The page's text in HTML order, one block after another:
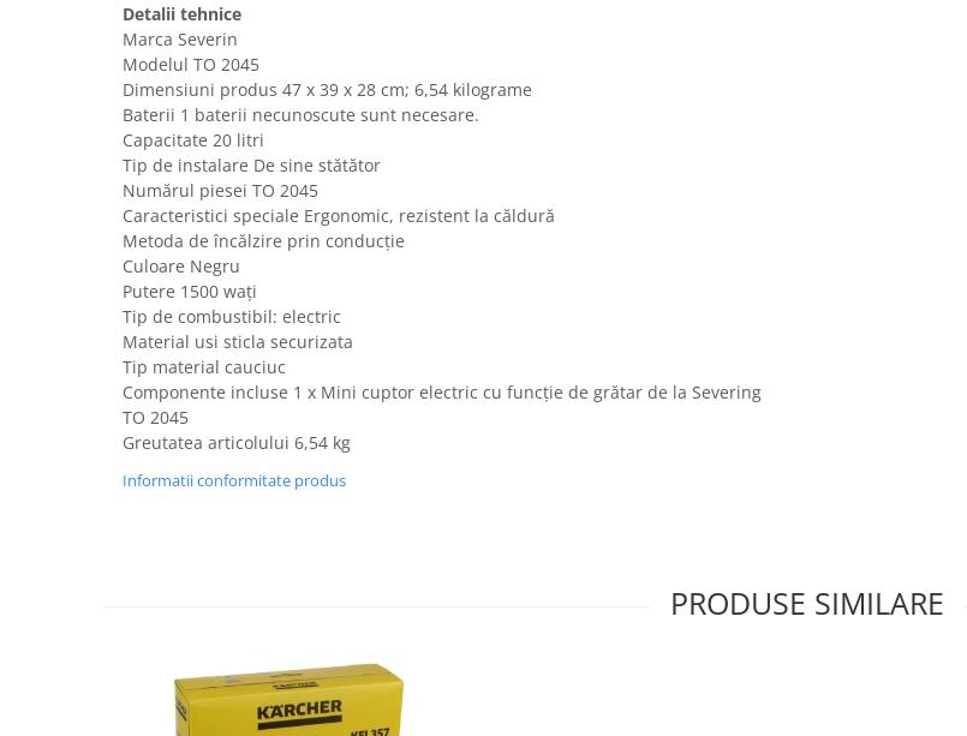
Climatizare & sisteme de incalzire
Electrocasnice pentru Bucatarie
Fiare de calcat si masini de cusut
Ingrijire Locuinta
Purificatoare de aer
Ceasuri barbatesti
Ceasuri dama
Cutii, curele si accesorii ceasuri
Genti si accesorii barbati
Genti si accesorii femei
Imbracaminte barbati
Imbracaminte femei
Imbracaminte si Incaltaminte copii
Incaltaminte barbati
Console, Jocuri & Accesorii
Ingrijire personala & Cosmetice
Detalii tehnice
Marca Severin
Modelul TO 2045
Dimensiuni produs ‎47 x 39 x 28 cm; 6,54 kilograme
Baterii ‎1 baterii necunoscute sunt necesare.
Capacitate 20 litri
Tip de instalare De sine stătător
Numărul piesei ‎TO 2045
Caracteristici speciale Ergonomic, rezistent la căldură
Metoda de încălzire prin conducție
Culoare Negru
Putere 1500 wați
Tip de combustibil: electric
Material usi sticla securizata
Tip material cauciuc
Componente incluse 1 x Mini cuptor electric cu funcție de grătar de la Severing
TO 2045
Greutatea articolului 6,54 kg
Informatii conformitate produs
PRODUSE SIMILARE